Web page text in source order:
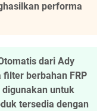
performa
dari Ady
berbahan FRP
untuk
tersedia dengan